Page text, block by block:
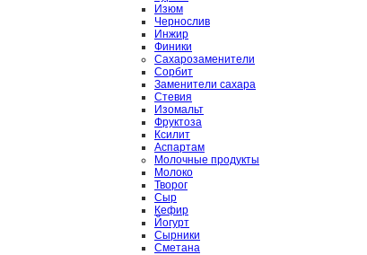
Изюм
Чернослив
Инжир
Финики
Сахарозаменители
Сорбит
Заменители сахара
Стевия
Изомальт
Фруктоза
Ксилит
Аспартам
Молочные продукты
Молоко
Творог
Сыр
Кефир
Йогурт
Сырники
Сметана